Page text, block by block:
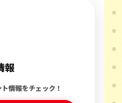
報
情報をチェック！